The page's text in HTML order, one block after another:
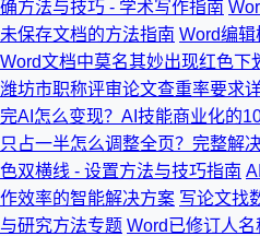
确方法与技巧 - 学术写作指南
未保存文档的方法指南 Word编辑
Word文档中莫名其妙出现红色下
潍坊市职称评审论文查重率要求
完AI怎么变现？AI技能商业化的
只占一半怎么调整全页？完整解
色双横线 - 设置方法与技巧指南
作效率的智能解决方案 写论文找
与研究方法专题 Word已修订人